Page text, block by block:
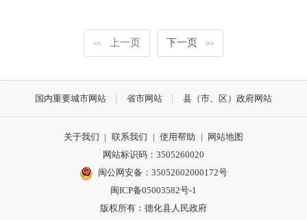
<< 上一页 下一页 >>
国内重要城市网站 省市网站 县（市、区）政府网站
关于我们 | 联系我们 | 使用帮助 | 网站地图
网站标识码：3505260020
闽公网安备：35052602000172号
闽ICP备05003582号-1
版权所有：德化县人民政府